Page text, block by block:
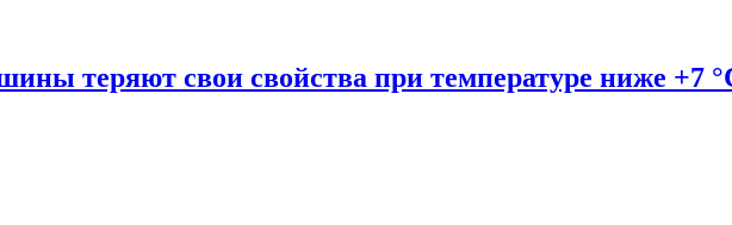
теряют свои свойства при температуре ниже +7